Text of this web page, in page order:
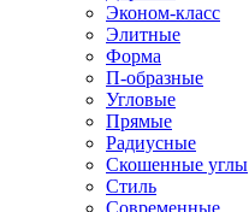
Эконом-класс
Элитные
Форма
П-образные
Угловые
Прямые
Радиусные
Скошенные углы
Стиль
Современные